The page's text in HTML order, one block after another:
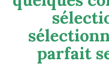
parfait